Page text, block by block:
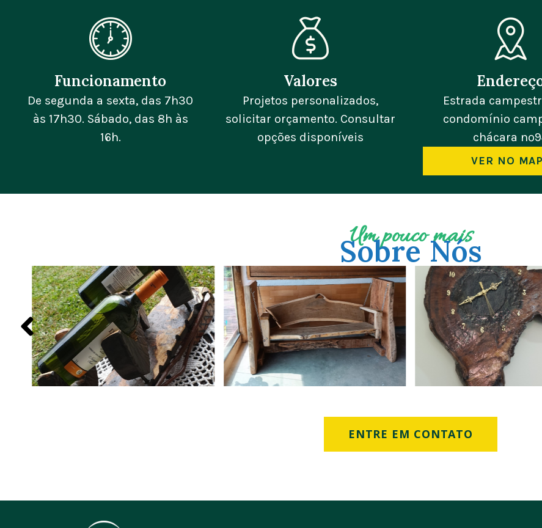
Funcionamento
De segunda a sexta, das 7h30
às 17h30. Sábado, das 8h às
16h.
Valores
Projetos personalizados,
solicitar orçamento. Consultar
opções disponíveis
Estrada
condomínio
chácara
VER NO
Um pouco mais
Sobre Nós
ENTRE EM CONTATO